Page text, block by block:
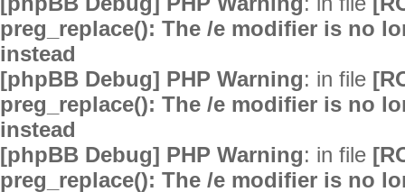
preg_replace(): The /e modifier is no
instead
[phpBB Debug] PHP Warning: in file
preg_replace(): The /e modifier is no
instead
[phpBB Debug] PHP Warning: in file
preg_replace(): The /e modifier is no